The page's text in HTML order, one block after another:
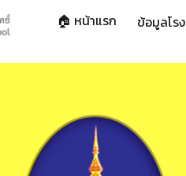
🏠 หน้าแรก ข้อมูลโร